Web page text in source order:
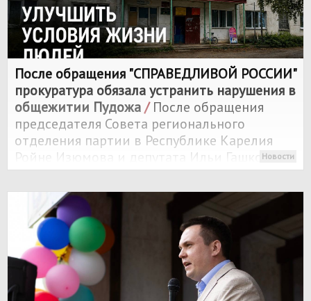
После обращения "СПРАВЕДЛИВОЙ РОССИИ"
прокуратура обязала устранить нарушения в
общежитии Пудожа/После обращения
председателя Совета регионального
отделения партии в Республике Карелия
Ройне Изюмова и депутата Ильи Гашкова
прокуратура подтвердила многочисленные
нарушения в общежитии на улице
Пионерской и обязала ответственных
устранить их.
Новости